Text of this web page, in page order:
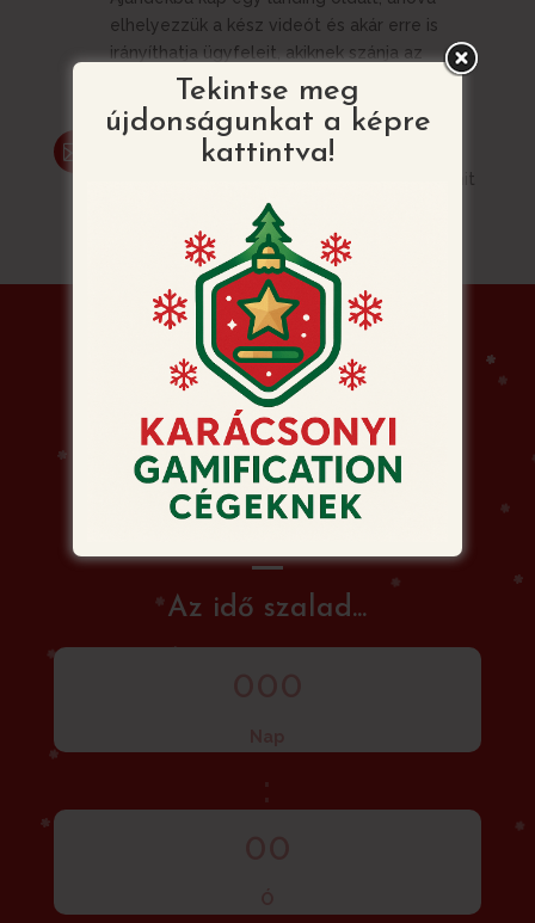
elhelyezzük a kész videót és akár erre is
irányíthatja ügyfeleit, akiknek szánja az
üdvözletet.
 E-mail
Grátisz elkészítünk egy HTML e-mailt is, amit
egyszerűen ki tud küldeni a listájára
ügyfeleinek hírlevélben.
Siessen! Ne hagyja a
rendelést az utolsó
pillanatra!
Idén 2025. december 15. 23:59-ig fogadjuk
Karácsonyi Videó Képeslap rendelését!
Az idő szalad...
Tekintse meg
újdonságunkat a képre
kattintva!